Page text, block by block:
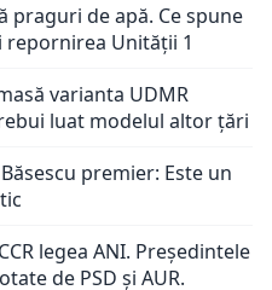
praguri de apă. Ce spune
repornirea Unității 1
varianta UDMR
luat modelul altor ţări
premier: Este un
legea ANI. Președintele
de PSD și AUR.